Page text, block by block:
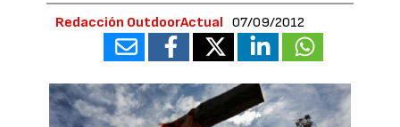
Redacción OutdoorActual 07/09/2012